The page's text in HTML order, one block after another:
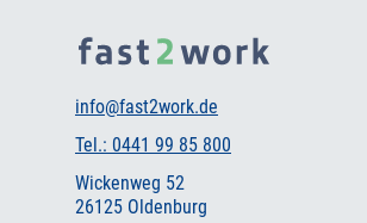
info@fast2work.de
Tel.: 0441 99 85 800
Wickenweg 52
26125 Oldenburg